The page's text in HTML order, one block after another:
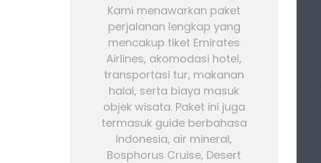
Kami menawarkan paket
perjalanan lengkap yang
mencakup tiket Emirates
Airlines, akomodasi hotel,
transportasi tur, makanan
halal, serta biaya masuk
objek wisata. Paket ini juga
termasuk guide berbahasa
Indonesia, air mineral,
Bosphorus Cruise, Desert